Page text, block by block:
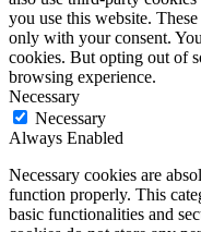
you use this website.
only with your consent.
cookies. But opting out of
browsing experience.
Necessary
Necessary
Always Enabled
Necessary cookies are
function properly. This
basic functionalities and